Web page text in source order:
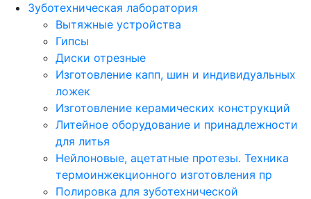
Зуботехническая лаборатория
Вытяжные устройства
Гипсы
Диски отрезные
Изготовление капп, шин и индивидуальных
ложек
Изготовление керамических конструкций
Литейное оборудование и принадлежности
для литья
Нейлоновые, ацетатные протезы. Техника
термоинжекционного изготовления пр
Полировка для зуботехнической